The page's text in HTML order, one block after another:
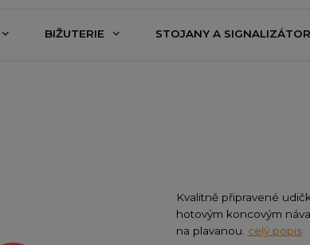
BIŽUTERIE STOJANY A
Kvalitně připravené
hotovým koncovým
na plavanou. celý popis